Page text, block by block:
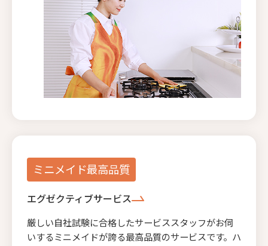
ミニメイド最高品質
エグゼクティブサービス
厳しい自社試験に合格したサービススタッフがお伺
いするミニメイドが誇る最高品質のサービスです。ハ